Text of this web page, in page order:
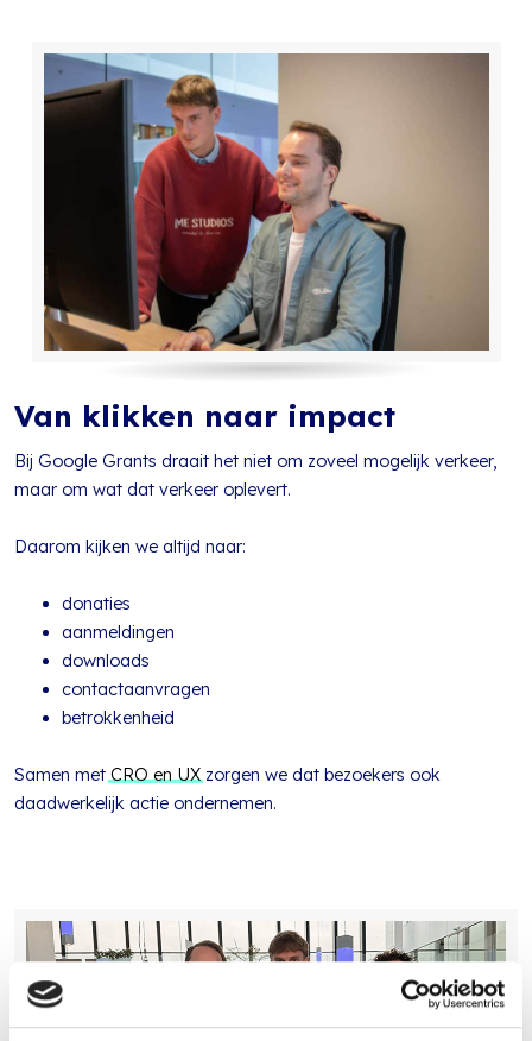
Van klikken naar impact
Bij Google Grants draait het niet om zoveel mogelijk verkeer,
maar om wat dat verkeer oplevert.
Daarom kijken we altijd naar:
donaties
aanmeldingen
downloads
contactaanvragen
betrokkenheid
Samen metCRO en UXzorgen we dat bezoekers ook
daadwerkelijk actie ondernemen.